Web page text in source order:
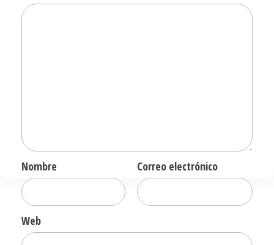
Nombre Correo electrónico
Web